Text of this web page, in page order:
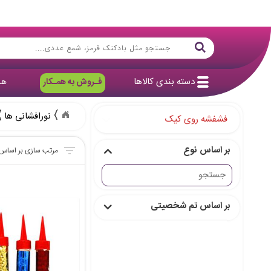
دسته بندی کالاها فـروش به همـکار
نورافشانی ها فشفشه روی کیک
بر اساس نوع
بر اساس تم شخصیتی